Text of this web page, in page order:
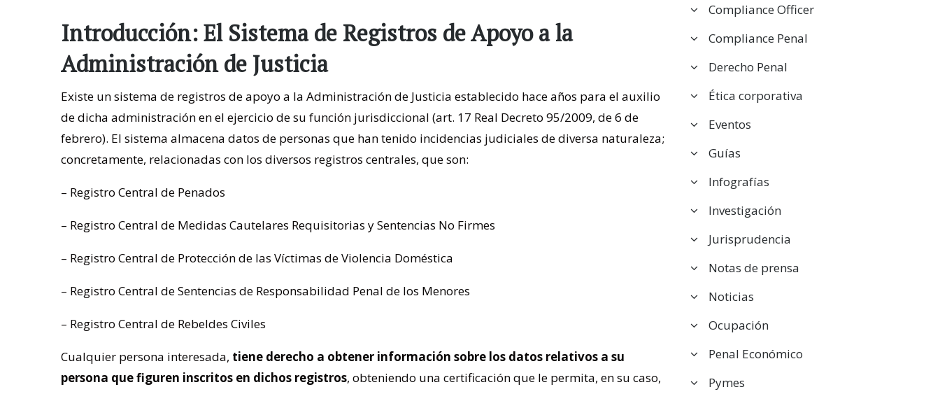
Introducción: El Sistema de Registros de Apoyo a la
Administración de Justicia
Existe un sistema de registros de apoyo a la Administración de Justicia establecido hace años para el auxilio
de dicha administración en el ejercicio de su función jurisdiccional (art. 17 Real Decreto 95/2009, de 6 de
febrero). El sistema almacena datos de personas que han tenido incidencias judiciales de diversa naturaleza;
concretamente, relacionadas con los diversos registros centrales, que son:
– Registro Central de Penados
– Registro Central de Medidas Cautelares Requisitorias y Sentencias No Firmes
– Registro Central de Protección de las Víctimas de Violencia Doméstica
– Registro Central de Sentencias de Responsabilidad Penal de los Menores
– Registro Central de Rebeldes Civiles
Cualquier persona interesada, tiene derecho a obtener información sobre los datos relativos a su
persona que figuren inscritos en dichos registros, obteniendo una certificación que le permita, en su caso,
Compliance Officer
Compliance Penal
Derecho Penal
Ética corporativa
Eventos
Guías
Infografías
Investigación
Jurisprudencia
Notas de prensa
Noticias
Ocupación
Penal Económico
Pymes